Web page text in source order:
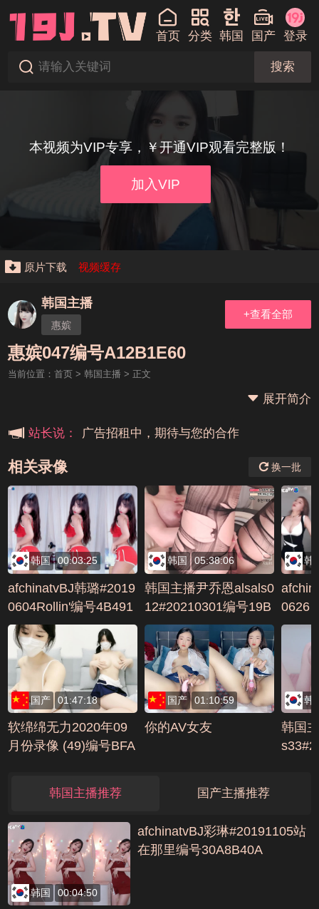
首页 分类 韩国 国产 登录
搜索
本视频为VIP专享，￥开通VIP观看完整版！
加入VIP
原片下载 视频缓存
韩国主播
惠嫔
+查看全部
惠嫔047编号A12B1E60
当前位置： 首页> 韩国主播 > 正文
展开简介
站长说：
本站大事件(19j网站发展历程)
广告招租中，期待与您的合作
相关录像 换一批
韩国 00:03:25
afchinatvBJ韩璐#2019
0604Rollin'编号4B491
142
韩国 05:38:06
韩国主播尹乔恩alsals0
12#20210301编号19B
7CE9E
韩
0626
国产 01:47:18
软绵绵无力2020年09
月份录像 (49)编号BFA
国产 01:10:59
你的AV女友
韩
韩国
韩国主播推荐 国产主播推荐
韩国 00:04:50
afchinatvBJ彩琳#20191105站
在那里编号30A8B40A